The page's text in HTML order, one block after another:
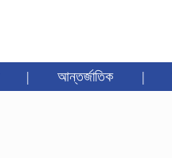
| আন্তর্জাতিক |